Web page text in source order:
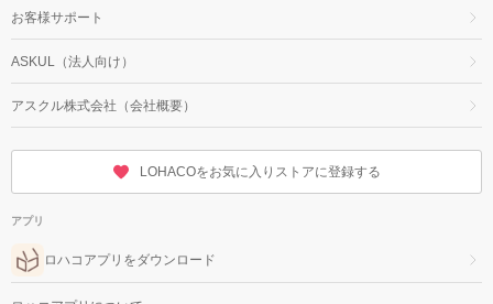
お客様サポート
ASKUL（法人向け）
アスクル株式会社（会社概要）
LOHACOをお気に入りストアに登録する
アプリ
ロハコアプリをダウンロード